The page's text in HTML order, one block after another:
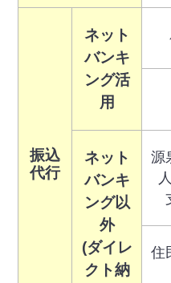
振込
代行
ネット
バンキ
ング活
用
ネット
バンキ
ング以
外
(ダイレ
クト納
源
住